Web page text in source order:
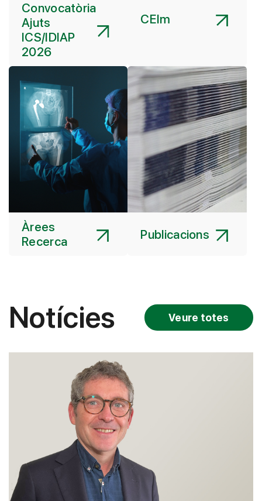
Convocatòria
Ajuts
ICS/IDIAP
2026
CEIm
Àrees
Recerca
Publicacions
Notícies Veure totes